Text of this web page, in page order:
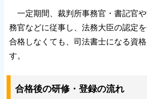
一定期間、裁判所事務官・書記官
務官などに従事し、法務大臣の認定
合格しなくても、司法書士になる資
す。
合格後の研修・登録の流れ